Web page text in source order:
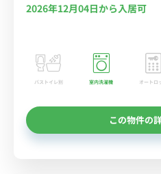
2026年12月04日から入居可
バストイレ別 室内洗濯機 オートロ
この物件の